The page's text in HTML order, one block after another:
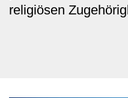
religiösen